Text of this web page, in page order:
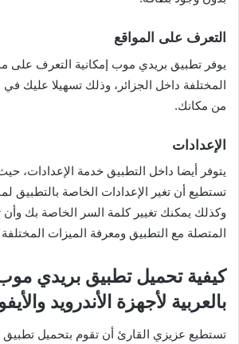
التعرف على المواقع
يوفر تطبيق بريدي موب إمكانية التعرف على
المختلفة داخل الجزائر، وذلك تسهيلا عليك
من مكانك.
الإعدادات
يتوفر أيضا داخل التطبيق خدمة الإعدادات،
تستطيع أن تغير الإعدادات الخاصة بالتطبيق
وكذلك يمكنك تغيير كلمة السر الخاصة بك
المتصلة مع التطبيق ومعرفة الميزات المختلفة
بالعربية لأجهزة الأندرويد
تستطيع عزيزي القارئ أن تقوم بتحميل